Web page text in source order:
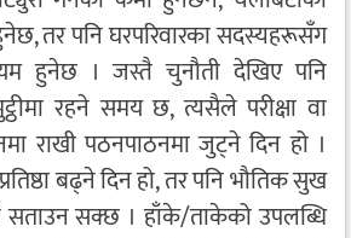
तर पनि घरपरिवारका सदस्यहरूसँग
हुनेछ । जस्तै चुनौती देखिए पनि
रहने समय छ, त्यसैले परीक्षा वा
राखी पठनपाठनमा जुट्ने दिन हो ।
बढ्ने दिन हो, तर पनि भौतिक सुख
सताउन सक्छ । हाँके/ताकेको उपलब्धि